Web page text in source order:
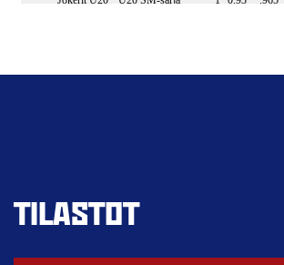
TILASTOT